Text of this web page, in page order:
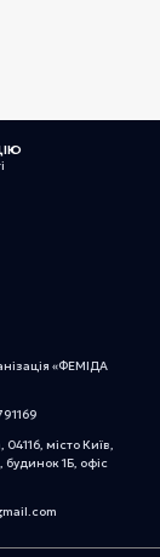
«ФЕМІДА
місто Київ,
1Б, офіс